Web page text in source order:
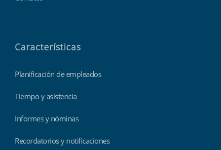
Características
Planificación de empleados
Tiempo y asistencia
Informes y nóminas
Recordatorios y notificaciones